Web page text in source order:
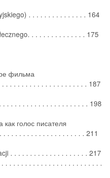
. . . . . . . . . . . . . . . 164
. . . . . . . . . . . . . . 175
фильма
. . . . . . . . . . . . . . . . . . . . . 187
. . . . . . . . . . . . . . . . . . . . . . 198
голос писателя
. . . . . . . . . . . . . . . . . . . . . 211
. . . . . . . . . . . . . . . . . . . . 217
. . . . . . . . . . . . . . . . . . . . . . . . .